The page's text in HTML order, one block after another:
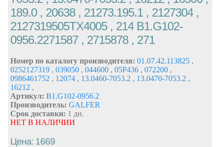
189.0 , 20638 , 21273.195.1 , 2127304 ,
2127319505TX4005 , 214 B1.G102-
0956.2271587 , 2715878 , 271
Номер по каталогу производителя: 01.07.42.113825 ,
0252127319 , 039050 , 044600 , 05P436 , 072200 ,
0986461752 , 12074 , 13.0460-7053.2 , 13.0470-7053.2 ,
16212 ,
Артикул: B1.G102-0956.2
Производитель: GALFER
Срок доставки: 1 дн.
НЕТ В НАЛИЧИИ
Цена: 1669